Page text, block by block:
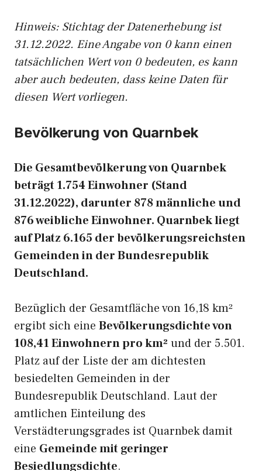
Hinweis: Stichtag der Datenerhebung ist
31.12.2022. Eine Angabe von 0 kann einen
tatsächlichen Wert von 0 bedeuten, es kann
aber auch bedeuten, dass keine Daten für
diesen Wert vorliegen.
Bevölkerung von Quarnbek
Die Gesamtbevölkerung von Quarnbek
beträgt 1.754 Einwohner (Stand
31.12.2022), darunter 878 männliche und
876 weibliche Einwohner. Quarnbek liegt
auf Platz 6.165 der bevölkerungsreichsten
Gemeinden in der Bundesrepublik
Deutschland.
Bezüglich der Gesamtfläche von 16,18 km²
ergibt sich eine Bevölkerungsdichte von
108,41 Einwohnern pro km² und der 5.501.
Platz auf der Liste der am dichtesten
besiedelten Gemeinden in der
Bundesrepublik Deutschland. Laut der
amtlichen Einteilung des
Verstädterungsgrades ist Quarnbek damit
eine Gemeinde mit geringer
Besiedlungsdichte.